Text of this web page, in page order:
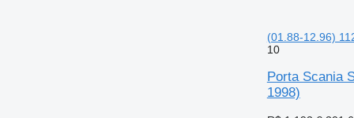
(01.88-12.96)
10
Porta Scania
1998)